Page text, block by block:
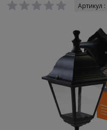
Артикул :